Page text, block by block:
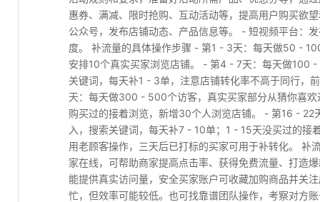
惠券、满减、限时抢购、互动活动等，提高用户购买欲
公众号，发布店铺动态、产品信息等。 - 短视频平台：
度。 补流量的具体操作步骤 - 第1 - 3天：每天做50 -
安排10个真实买家浏览店铺。 - 第4 - 7天：每天做100
关键词，每天补1 - 3单，注意店铺转化率不高于同行
天：每天做300 - 500个访客，真实买家部分从猜你喜
购买过的接着浏览，新增30个人浏览店铺。 - 第16 -
入，搜索关键词，每天补7 - 10单；1 - 15天没买过的
用老顾客操作，三天后已打标的买家可用于补转化。
家在线，可帮助商家提高点击率、获得免费流量、打造
能提供真实访问量，安全买家账户可收藏加购商品并关
忙，但效率可能较低。也可找靠谱团队操作，考察对方